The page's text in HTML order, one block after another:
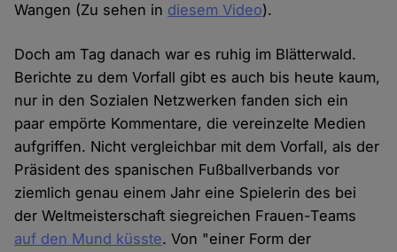
Wangen (Zu sehen in diesem Video).
Doch am Tag danach war es ruhig im Blätterwald.
Berichte zu dem Vorfall gibt es auch bis heute kaum,
nur in den Sozialen Netzwerken fanden sich ein
paar empörte Kommentare, die vereinzelte Medien
aufgriffen. Nicht vergleichbar mit dem Vorfall, als der
Präsident des spanischen Fußballverbands vor
ziemlich genau einem Jahr eine Spielerin des bei
der Weltmeisterschaft siegreichen Frauen-Teams
auf den Mund küsste. Von "einer Form der